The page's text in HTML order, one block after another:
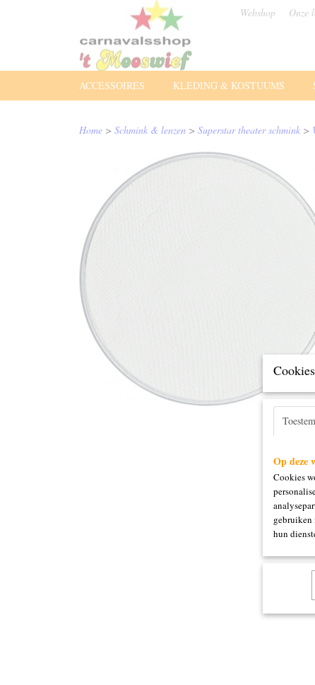
Webshop Onze
ACCESSOIRES KLEDING & KOSTUUMS
Home > Schmink & lenzen > Superstar theater schmink >
Op deze
Cookies
gebruiken
hun